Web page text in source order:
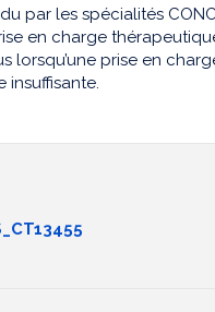
par les spécialités
en charge
lorsqu’une prise en
insuffisante.